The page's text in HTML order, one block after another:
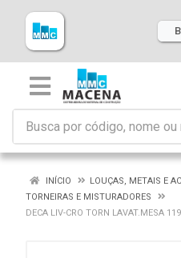
INÍCIO
LOUÇAS, METAIS E
TORNEIRAS E MISTURADORES
DECA LIV-CRO TORN LAVAT.MESA